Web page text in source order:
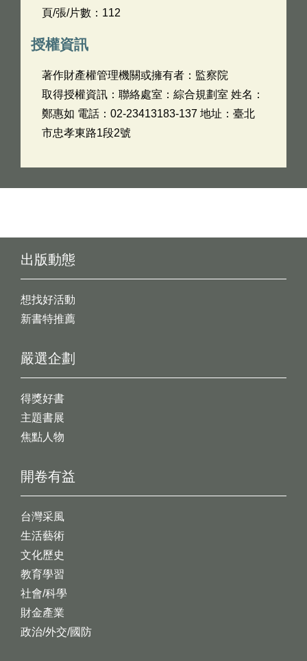
頁/張/片數：112
授權資訊
著作財產權管理機關或擁有者：監察院
取得授權資訊：聯絡處室：綜合規劃室 姓名：
鄭惠如 電話：02-23413183-137 地址：臺北
市忠孝東路1段2號
出版動態
想找好活動
新書特推薦
開卷有益
台灣采風
生活藝術
文化歷史
教育學習
社會/科學
財金產業
政治/外交/國防
嚴選企劃
得獎好書
主題書展
焦點人物